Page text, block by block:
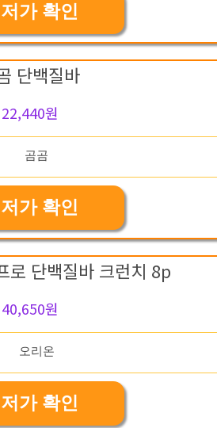
가 확인
단백질바
22,440원
가 확인
로 단백질바 크런치 8p
40,650원
가 확인